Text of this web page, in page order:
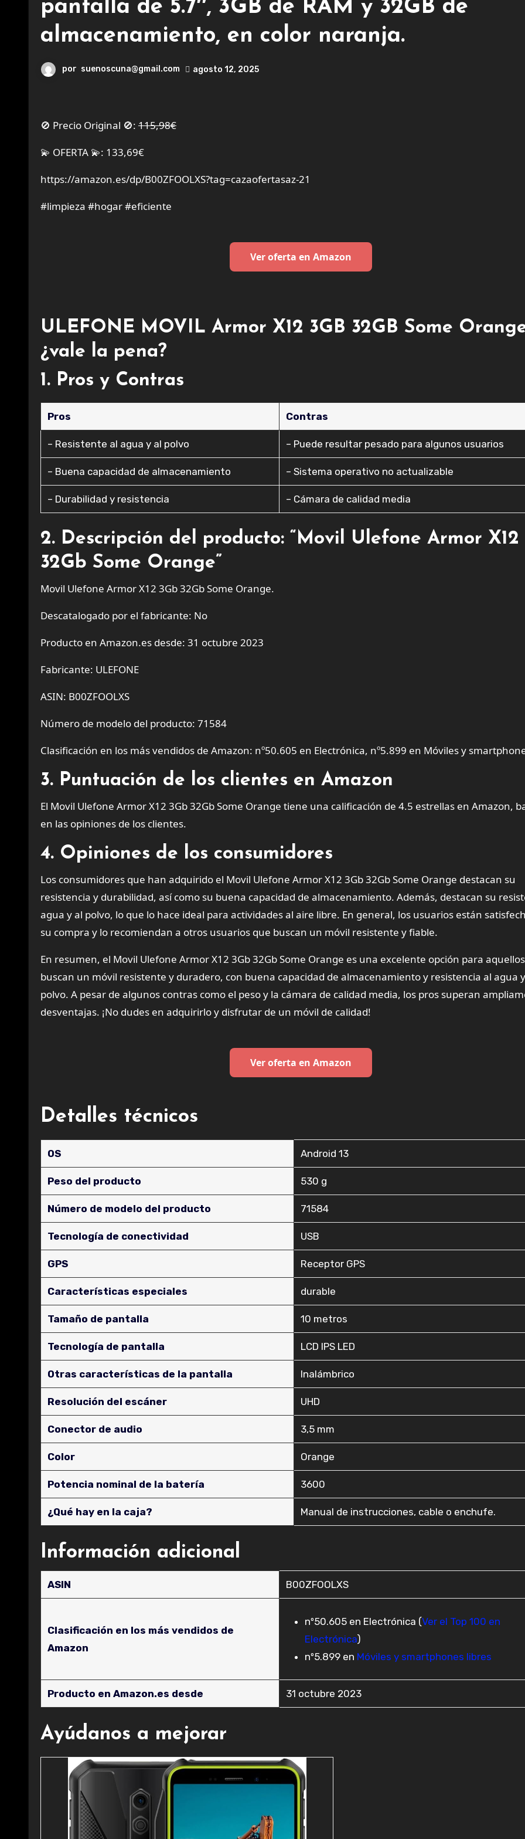
pantalla de 5.7″, 3GB de RAM y 32GB de
almacenamiento, en color naranja.
por suenoscuna@gmail.com agosto 12, 2025
🚫 Precio Original 🚫: 115,98€
💫 OFERTA 💫: 133,69€
https://amazon.es/dp/B00ZFOOLXS?tag=cazaofertasaz-21
#limpieza #hogar #eficiente
Ver oferta en Amazon
ULEFONE MOVIL Armor X12 3GB 32GB Some
¿vale la pena?
1. Pros y Contras
Pros Contras
– Resistente al agua y al polvo – Puede resultar pesado para algunos usuarios
– Buena capacidad de almacenamiento – Sistema operativo no actualizable
– Durabilidad y resistencia – Cámara de calidad media
2. Descripción del producto: “Movil Ulefone Armor X12
32Gb Some Orange”
Movil Ulefone Armor X12 3Gb 32Gb Some Orange.
Descatalogado por el fabricante: No
Producto en Amazon.es desde: 31 octubre 2023
Fabricante: ULEFONE
ASIN: B00ZFOOLXS
Número de modelo del producto: 71584
Clasificación en los más vendidos de Amazon: nº50.605 en Electrónica, nº5.899 en Móviles y
3. Puntuación de los clientes en Amazon
El Movil Ulefone Armor X12 3Gb 32Gb Some Orange tiene una calificación de 4.5 estrellas en Amazon,
en las opiniones de los clientes.
4. Opiniones de los consumidores
Los consumidores que han adquirido el Movil Ulefone Armor X12 3Gb 32Gb Some Orange destacan su
resistencia y durabilidad, así como su buena capacidad de almacenamiento. Además, destacan su
agua y al polvo, lo que lo hace ideal para actividades al aire libre. En general, los usuarios están
su compra y lo recomiendan a otros usuarios que buscan un móvil resistente y fiable.
En resumen, el Movil Ulefone Armor X12 3Gb 32Gb Some Orange es una excelente opción para
buscan un móvil resistente y duradero, con buena capacidad de almacenamiento y resistencia al agua
polvo. A pesar de algunos contras como el peso y la cámara de calidad media, los pros superan
desventajas. ¡No dudes en adquirirlo y disfrutar de un móvil de calidad!
Ver oferta en Amazon
Detalles técnicos
OS ‎Android 13
Peso del producto ‎530 g
Número de modelo del producto ‎71584
Tecnología de conectividad ‎USB
GPS ‎Receptor GPS
Características especiales ‎durable
Tamaño de pantalla ‎10 metros
Tecnología de pantalla ‎LCD IPS LED
Otras características de la pantalla ‎Inalámbrico
Resolución del escáner ‎UHD
Conector de audio ‎3,5 mm
Color ‎Orange
Potencia nominal de la batería ‎3600
¿Qué hay en la caja? ‎Manual de instrucciones, cable o enchufe.
Información adicional
ASIN B00ZFOOLXS
Clasificación en los más vendidos de
Amazon
nº50.605 en Electrónica (Ver el Top 100 en
Electrónica)
nº5.899 en Móviles y smartphones libres
Producto en Amazon.es desde 31 octubre 2023
Ayúdanos a mejorar